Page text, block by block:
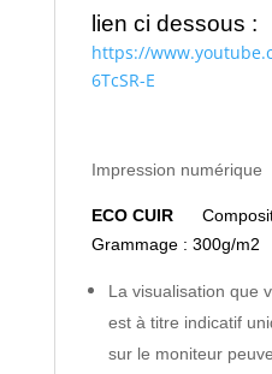
lien ci dessous :
https://
6TcSR-E
Impression numérique
ECO CUIR
Grammage : 300g/m2
La visualisation que
est à titre indicatif
sur le moniteur